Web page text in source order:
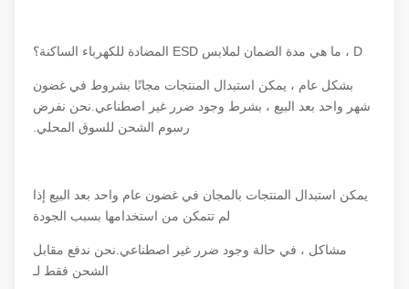
بشكل عام ، يمكن استبدال المنتجات مجانًا بشروط في غضون
شهر واحد بعد البيع ، بشرط وجود ضرر غير اصطناعي.نحن نفرض
رسوم الشحن للسوق المحلي.
يمكن استبدال المنتجات بالمجان في غضون عام واحد بعد البيع إذا
لم تتمكن من استخدامها بسبب الجودة
مشاكل ، في حالة وجود ضرر غير اصطناعي.نحن ندفع مقابل
الشحن فقط لـ